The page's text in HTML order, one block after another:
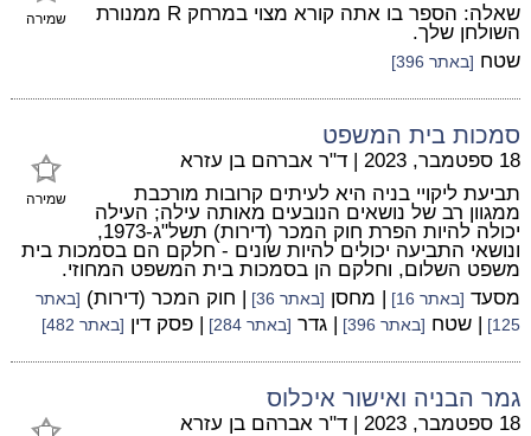
שמירה
שאלה: הספר בו אתה קורא מצוי במרחק R ממנורת
השולחן שלך.
שטח [באתר 396]
סמכות בית המשפט
שמירה
18 ספטמבר, 2023 | ד"ר אברהם בן עזרא
תביעת ליקויי בניה היא לעיתים קרובות מורכבת
ממגוון רב של נושאים הנובעים מאותה עילה; העילה
יכולה להיות הפרת חוק המכר (דירות) תשל"ג-1973,
ונושאי התביעה יכולים להיות שונים - חלקם הם בסמכות בית
משפט השלום, וחלקם הן בסמכות בית המשפט המחוזי.
מסעד [באתר 16] | מחסן [באתר 36] | חוק המכר (דירות) [באתר
125]
| שטח [באתר 396] | גדר [באתר 284] | פסק דין [באתר 482]
גמר הבניה ואישור איכלוס
18 ספטמבר, 2023 | ד"ר אברהם בן עזרא